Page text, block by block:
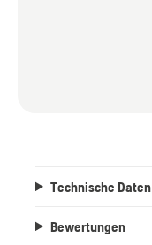
Technische Daten
Bewertungen